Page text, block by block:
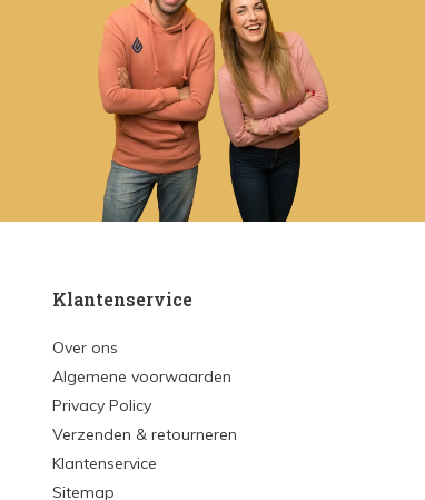
Klantenservice
Over ons
Algemene voorwaarden
Privacy Policy
Verzenden & retourneren
Klantenservice
Sitemap